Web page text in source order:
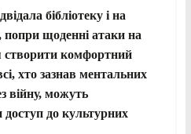
бібліотеку і на
попри щоденні атаки на
створити комфортний
хто зазнав ментальних
війну, можуть
доступ до культурних